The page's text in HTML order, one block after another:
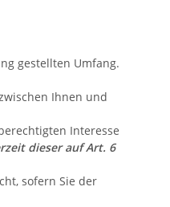
gestellten Umfang.
Ihnen und
Interesse
dieser auf Art. 6
sofern Sie der